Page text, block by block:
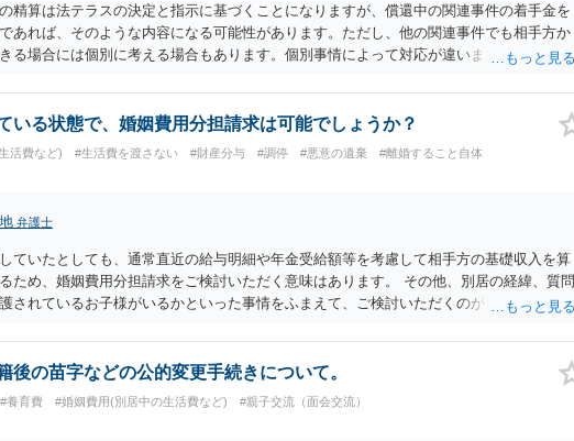
精算は法テラスの決定と指示に基づくことになりますが、償還中の関連事件の着手金を
あれば、そのような内容になる可能性があります。ただし、他の関連事件でも相手方か
る場合には個別に考える場合もあります。個別事情によって対応が違いますので、法テ
いる状態で、婚姻費用分担請求は可能でしょうか？
活費など) #生活費を渡さない #財産分与 #調停 #悪意の遺棄 #離婚すること自体
弁護士
ていたとしても、通常直近の給与明細や年金受給額等を考慮して相手方の基礎収入を算
ため、婚姻費用分担請求をご検討いただく意味はあります。 その他、別居の経緯、質問
されているお子様がいるかといった事情をふまえて、ご検討いただくのが良いかと思い
後の苗字などの公的変更手続きについて。
#養育費 #婚姻費用(別居中の生活費など) #親子交流（面会交流）